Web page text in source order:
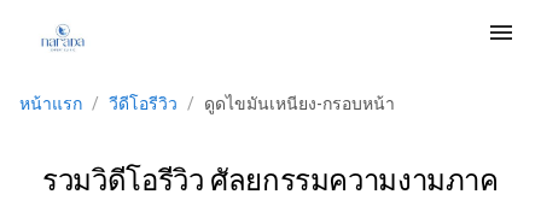
menu
หน้าแรก / วีดีโอรีวิว / ดูดไขมันเหนียง-กรอบหน้า
รวมวิดีโอรีวิว ศัลยกรรมความงามภาค